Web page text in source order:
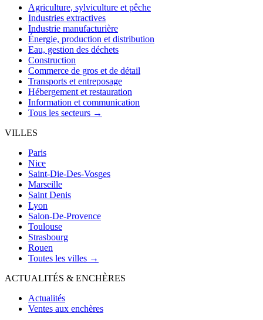
Agriculture, sylviculture et pêche
Industries extractives
Industrie manufacturière
Énergie, production et distribution
Eau, gestion des déchets
Construction
Commerce de gros et de détail
Transports et entreposage
Hébergement et restauration
Information et communication
Tous les secteurs →
VILLES
Paris
Nice
Saint-Die-Des-Vosges
Marseille
Saint Denis
Lyon
Salon-De-Provence
Toulouse
Strasbourg
Rouen
Toutes les villes →
ACTUALITÉS & ENCHÈRES
Actualités
Ventes aux enchères